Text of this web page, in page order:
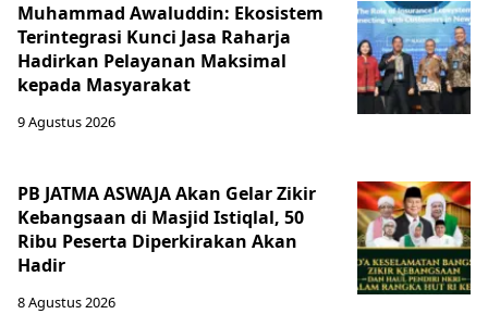
Muhammad Awaluddin: Ekosistem
Terintegrasi Kunci Jasa Raharja
Hadirkan Pelayanan Maksimal
kepada Masyarakat
9 Agustus 2026
PB JATMA ASWAJA Akan Gelar Zikir
Kebangsaan di Masjid Istiqlal, 50
Ribu Peserta Diperkirakan Akan
Hadir
8 Agustus 2026